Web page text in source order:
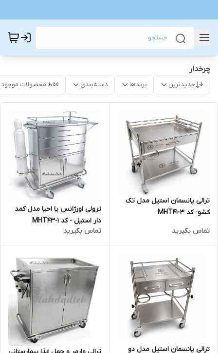
چرخدار
جدیدترین برندها دسته‌بندی فقط محصولات موجود
ترالی پانسمان استیل مدل تک
کشو- کد MHT41-3
تماس بگیرید
ترولی اورژانس یا احیا مدل کمد
دار استیل - کد MHT43-1
تماس بگیرید
ترالی پانسمان استیل مدل دو